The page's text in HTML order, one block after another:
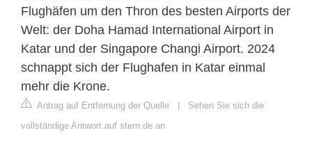
Flughäfen um den Thron des besten Airports der
Welt: der Doha Hamad International Airport in
Katar und der Singapore Changi Airport. 2024
schnappt sich der Flughafen in Katar einmal
mehr die Krone.
Antrag auf Entfernung der Quelle | Sehen Sie sich die
vollständige Antwort auf stern.de an